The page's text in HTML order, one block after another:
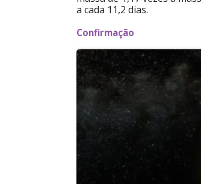
a cada 11,2 dias.
Confirmação